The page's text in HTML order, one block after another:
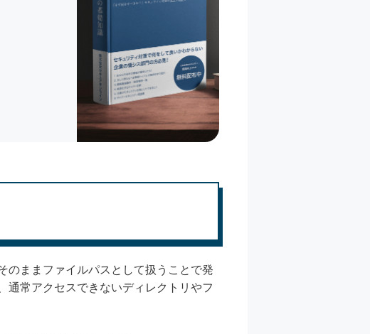
のままファイルパスとして扱うことで発
通常アクセスできないディレクトリやフ